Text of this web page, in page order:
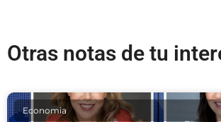
Otras notas de tu
Economia